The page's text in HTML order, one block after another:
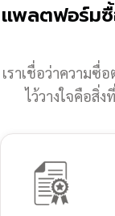
แพลตฟอร์มซื้
เราเชื่อว่าความซื่
ไว้วางใจคือสิ่